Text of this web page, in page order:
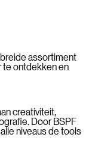
assortiment
te ontdekken en
creativiteit,
Door BSPF
niveaus de tools